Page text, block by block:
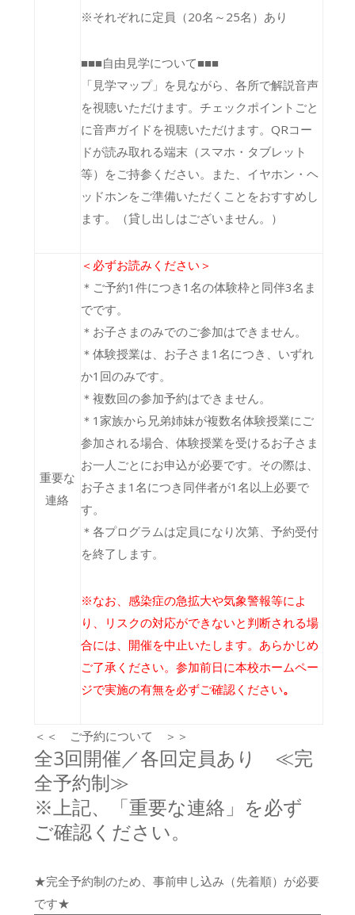
※それぞれに定員（20名～25名）あり
■■■自由見学について■■■
「見学マップ」を見ながら、各所で解説音声
を視聴いただけます。チェックポイントごと
に音声ガイドを視聴いただけます。QRコー
ドが読み取れる端末（スマホ・タブレット
等）をご持参ください。また、イヤホン・ヘ
ッドホンをご準備いただくことをおすすめし
ます。（貸し出しはございません。）
重要な
連絡
＜必ずお読みください＞
＊ご予約1件につき1名の体験枠と同伴3名ま
でです。
＊お子さまのみでのご参加はできません。
＊体験授業は、お子さま1名につき、いずれ
か1回のみです。
＊複数回の参加予約はできません。
＊1家族から兄弟姉妹が複数名体験授業にご
参加される場合、体験授業を受けるお子さま
お一人ごとにお申込が必要です。その際は、
お子さま1名につき同伴者が1名以上必要で
す。
＊各プログラムは定員になり次第、予約受付
を終了します。
※なお、 感染症の急拡大や気象警報等によ
り、リスクの対応ができないと判断される場
合には、開催を中止いたします。あらかじめ
ご了承ください。参加前日に本校ホームペー
ジで実施の有無を必ずご確認ください。
＜＜ ご予約について ＞＞
全3回開催／各回定員あり ≪完
全予約制≫
※上記、「重要な連絡」を必ず
ご確認ください。
★完全予約制のため、事前申し込み（先着順）が必要
です★